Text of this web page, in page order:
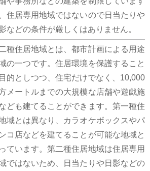
住居専用地域ではないので日当たりや
などの条件が厳しくはありません。
種住居地域とは、都市計画による用途
の一つです。住居環境を保護すること
的としつつ、住宅だけでなく、10,000
メートルまでの大規模な店舗や遊戯施
ども建てることができます。第一種住
域とは異なり、カラオケボックスやパ
コ店などを建てることが可能な地域と
ています。第二種住居地域は住居専用
ではないため、日当たりや日影などの